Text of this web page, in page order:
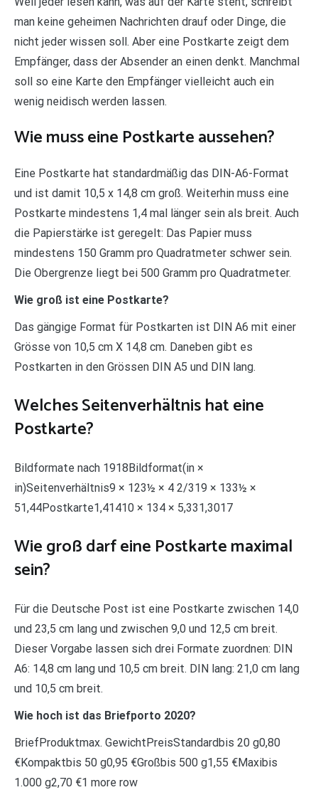
man keine geheimen Nachrichten drauf oder Dinge, die
nicht jeder wissen soll. Aber eine Postkarte zeigt dem
Empfänger, dass der Absender an einen denkt. Manchmal
soll so eine Karte den Empfänger vielleicht auch ein
wenig neidisch werden lassen.
Wie muss eine Postkarte aussehen?
Eine Postkarte hat standardmäßig das DIN-A6-Format
und ist damit 10,5 x 14,8 cm groß. Weiterhin muss eine
Postkarte mindestens 1,4 mal länger sein als breit. Auch
die Papierstärke ist geregelt: Das Papier muss
mindestens 150 Gramm pro Quadratmeter schwer sein.
Die Obergrenze liegt bei 500 Gramm pro Quadratmeter.
Wie groß ist eine Postkarte?
Das gängige Format für Postkarten ist DIN A6 mit einer
Grösse von 10,5 cm X 14,8 cm. Daneben gibt es
Postkarten in den Grössen DIN A5 und DIN lang.
Welches Seitenverhältnis hat eine
Postkarte?
Bildformate nach 1918Bildformat(in ×
in)Seitenverhältnis9 × 123½ × 4 2/319 × 133½ ×
51,44Postkarte1,41410 × 134 × 5,331,3017
Wie groß darf eine Postkarte maximal
sein?
Für die Deutsche Post ist eine Postkarte zwischen 14,0
und 23,5 cm lang und zwischen 9,0 und 12,5 cm breit.
Dieser Vorgabe lassen sich drei Formate zuordnen: DIN
A6: 14,8 cm lang und 10,5 cm breit. DIN lang: 21,0 cm lang
und 10,5 cm breit.
Wie hoch ist das Briefporto 2020?
BriefProduktmax. GewichtPreisStandardbis 20 g0,80
€Kompaktbis 50 g0,95 €Großbis 500 g1,55 €Maxibis
1.000 g2,70 €1 more row